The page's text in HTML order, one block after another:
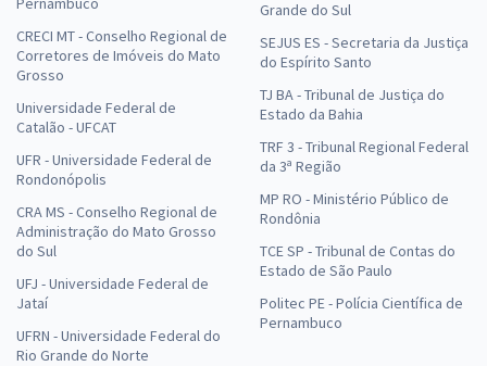
CRECI MT - Conselho Regional de
Corretores de Imóveis do Mato
Grosso
Universidade Federal de
Catalão - UFCAT
UFR - Universidade Federal de
Rondonópolis
CRA MS - Conselho Regional de
Administração do Mato Grosso
do Sul
UFJ - Universidade Federal de
Jataí
UFRN - Universidade Federal do
Rio Grande do Norte
Grande do Sul
SEJUS ES - Secretaria da Justiça
do Espírito Santo
TJ BA - Tribunal de Justiça do
Estado da Bahia
TRF 3 - Tribunal Regional Federal
da 3ª Região
MP RO - Ministério Público de
Rondônia
TCE SP - Tribunal de Contas do
Estado de São Paulo
Politec PE - Polícia Científica de
Pernambuco